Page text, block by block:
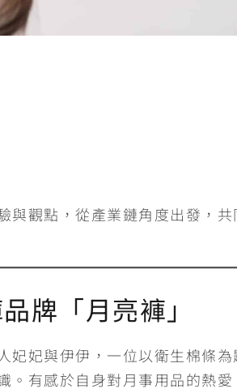
觀點，從產業鏈角度出發，
牌「月亮褲」
妃妃與伊伊，一位以衛生棉條
有感於自身對月事用品的熱